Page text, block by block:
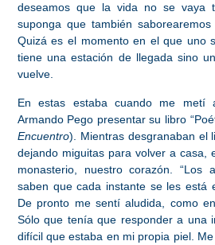
deseamos que la vida no se vaya
suponga que también
Quizá es el momento en el que uno
tiene una estación de llegada sino
vuelve.
En estas estaba cuando me metí
Armando Pego presentar su libro
Encuentro). Mientras desgranaban el
dejando miguitas para volver a casa,
monasterio, nuestro corazón. “Los
saben que cada instante se les está
De pronto me sentí aludida, como
Sólo que tenía que responder a una
difícil que estaba en mi propia piel.